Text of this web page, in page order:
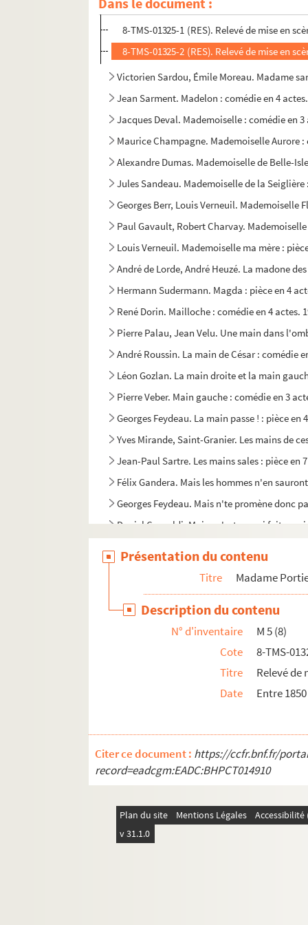
4-TMS-01676 (RES). Conduite
8-TMS-01325-1 (RES). Relevé de mise en
8-TMS-01325-2 (RES). Relevé de mise en
Victorien Sardou, Émile Moreau. Madame
Jean Sarment. Madelon : comédie en 4
Jacques Deval. Mademoiselle : comédie en 3
Maurice Champagne. Mademoiselle Aurore
Alexandre Dumas. Mademoiselle de Belle-
Jules Sandeau. Mademoiselle de la Seiglière
Georges Berr, Louis Verneuil. Mademoiselle
Paul Gavault, Robert Charvay.
Louis Verneuil. Mademoiselle ma mère :
André de Lorde, André Heuzé. La madone
Hermann Sudermann. Magda : pièce en 4
René Dorin. Mailloche : comédie en 4 actes.
Pierre Palau, Jean Velu. Une main dans
André Roussin. La main de César : comédie
Léon Gozlan. La main droite et la main
Pierre Veber. Main gauche : comédie en 3
Georges Feydeau. La main passe ! : pièce en
Yves Mirande, Saint-Granier. Les mains de
Jean-Paul Sartre. Les mains sales : pièce en
Félix Gandera. Mais les hommes n'en
Georges Feydeau. Mais n'te promène donc
Daniel Ceccaldi. Mais qu'est-ce qui fait
Henrik Ibsen. Une maison de poupée : drame
Gaston Leroux. La maison des juges : pièce
Auguste Maquet. La maison du baigneur :
Edmond Fleg. La maison du Bon Dieu :
Dumanoir. La maison sans enfants :
Jan de Hartog. Maître après Dieu : pièce en 3
Georges Berr, Louis Verneuil. Maître Bolbec
Jehan Bouvelet. Le maître chanteur : pièce
Paul Raynal. Le maître de son coeur :
Emile Augier. Maître Guérin : comédie en 5
Présentation du contenu
Titre Madame
Description du contenu
N° d'inventaire
M 5 (8)
Cote
8-TMS-
Titre
Relevé de
Date
Entre
Citer ce document : https://ccfr.bnf.fr/
record=eadcgm:EADC:BHPCT014910
Plan du site Mentions Légales
v 31.1.0